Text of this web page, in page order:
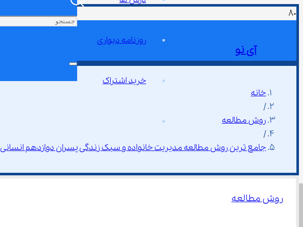
آی نو
روزنامه دیواری
خرید اشتراک
خانه
/
روش مطالعه
/
جامع ترین روش مطالعه مدیریت خانواده و سبک زندگی پسران دوازدهم انسانی
روش مطالعه